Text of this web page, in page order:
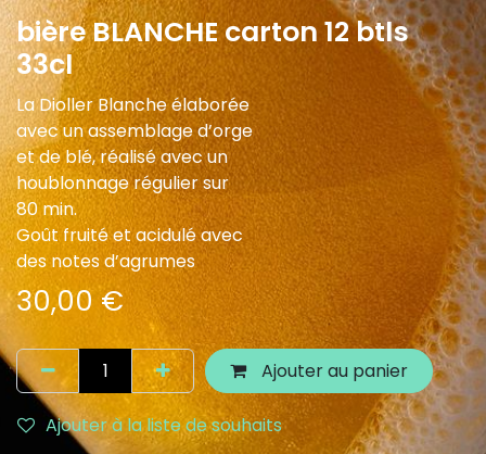
bière BLANCHE carton 12 btls
33cl
La Dioller Blanche élaborée
avec un assemblage d’orge
et de blé, réalisé avec un
houblonnage régulier sur
80 min.
Goût fruité et acidulé avec
des notes d’agrumes
30,00€
Ajouter au panier
Ajouter à la liste de souhaits